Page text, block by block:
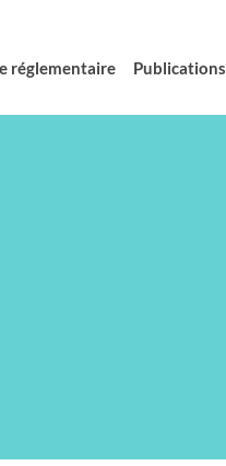
réglementaire Publications